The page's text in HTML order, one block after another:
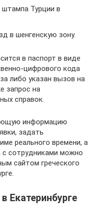
штампа Турции в
в шенгенскую зону.
в паспорт в виде
цифрового кода
либо указан вызов на
запрос на
справок.
информацию
задать
реального времени, а
сотрудниками можно
сайтом греческого
Екатеринбурге